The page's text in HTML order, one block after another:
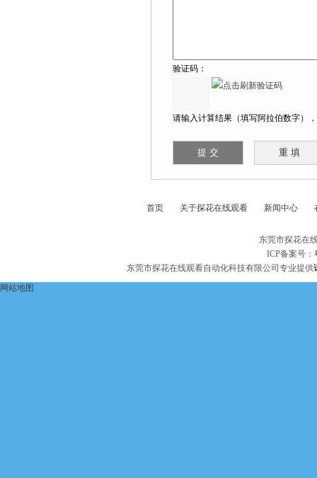
验证码：
请输入计算结果（填写阿拉伯数字），
首页 关于探花在线观看 新闻中心
东莞市探花在
ICP备案号：
东莞市探花在线观看自动化科技有限公司专业提供
网站地图